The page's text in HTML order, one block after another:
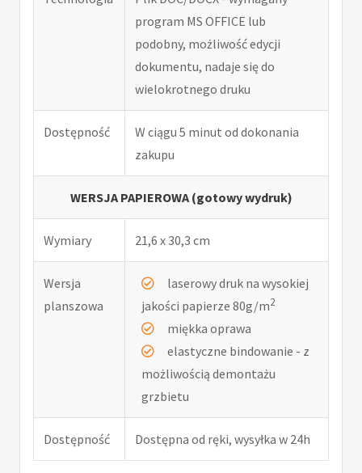
program MS OFFICE lub
podobny, możliwość edycji
dokumentu, nadaje się do
wielokrotnego druku
Dostępność
W ciągu 5 minut od dokonania
zakupu
WERSJA PAPIEROWA (gotowy wydruk)
Wymiary 21,6 x 30,3 cm
Wersja
planszowa
laserowy druk na wysokiej
jakości papierze 80g/m2
miękka oprawa
elastyczne bindowanie - z
możliwością demontażu
grzbietu
Dostępność Dostępna od ręki, wysyłka w 24h